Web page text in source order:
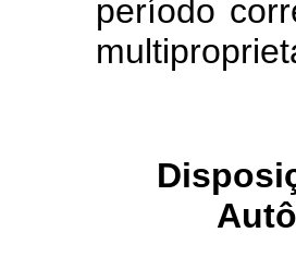
período